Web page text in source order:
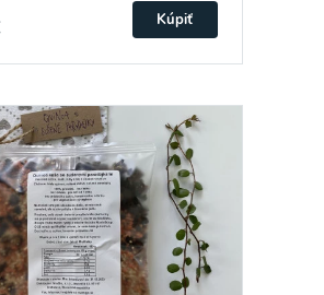
Kúpiť
na Newsletter súhlasím so
údajov pre účely
a potvrdzujem, že som si
o Ochrane osobných
s nimi.
Súhlasím